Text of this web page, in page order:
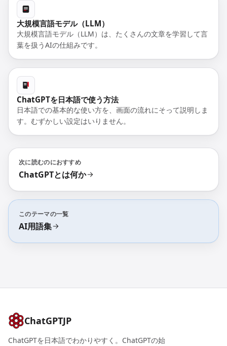
大規模言語モデル（LLM）
大規模言語モデル（LLM）は、たくさんの文章を学習して言
葉を扱うAIの仕組みです。
ChatGPTを日本語で使う方法
日本語での基本的な使い方を、画面の流れにそって説明しま
す。むずかしい設定はいりません。
次に読むのにおすすめ
ChatGPTとは何か
このテーマの一覧
AI用語集
ChatGPTJP
ChatGPTを日本語でわかりやすく。ChatGPTの始